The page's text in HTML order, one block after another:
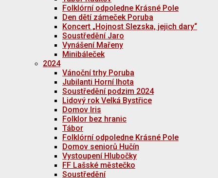
Folklórní odpoledne Krásné Pole
Den dětí zámeček Poruba
Koncert „Hojnost Slezska, jejich dary“
Soustředění Jaro
Vynášení Mařeny
Minibáleček
2024
Vánoční trhy Poruba
Jubilanti Horní lhota
Soustředění podzim 2024
Lidový rok Velká Bystřice
Domov Iris
Folklor bez hranic
Tábor
Folklórní odpoledne Krásné Pole
Domov seniorů Hučín
Vystoupení Hlubočky
FF Lašské městečko
Soustředění